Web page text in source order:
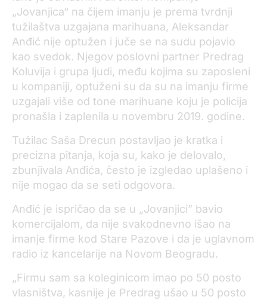
„Jovanjica“ na čijem imanju je prema tvrdnji
tužilaštva uzgajana marihuana, Aleksandar
Anđić nije optužen i juče se na sudu pojavio
kao svedok. Njegov poslovni partner Predrag
Koluvija i grupa ljudi, među kojima su zaposleni
u kompaniji, optuženi su da su na imanju firme
uzgajali više od tone marihuane koju je policija
pronašla i zaplenila u novembru 2019. godine.
Tužilac Saša Drecun postavljao je kratka i
precizna pitanja, koja su, kako je delovalo,
zbunjivala Anđića, često je izgledao uplašeno i
nije mogao da se seti odgovora.
Anđić je ispričao da se u „Jovanjici” bavio
komercijalom, da nije svakodnevno išao na
imanje firme kod Stare Pazove i da je uglavnom
radio iz kancelarije na Novom Beogradu.
„Firmu sam sa koleginicom imao po 50 posto
vlasništva, kasnije je Predrag ušao u 50 posto